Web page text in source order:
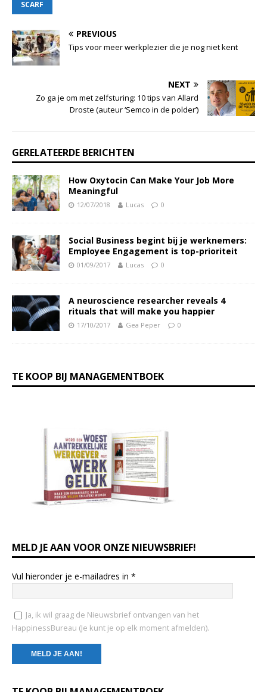
SCARF
PREVIOUS
Tips voor meer werkplezier die je nog niet kent
NEXT
Zo ga je om met zelfsturing: 10 tips van Allard
Droste (auteur ‘Semco in de polder’)
GERELATEERDE BERICHTEN
How Oxytocin Can Make Your Job More
Meaningful
12/07/2018 Lucas 0
Social Business begint bij je werknemers:
Employee Engagement is top-prioriteit
01/09/2017 Lucas 0
A neuroscience researcher reveals 4
rituals that will make you happier
17/10/2017 Gea Peper 0
TE KOOP BIJ MANAGEMENTBOEK
MELD JE AAN VOOR ONZE NIEUWSBRIEF!
Vul hieronder je e-mailadres in *
Ja, ik wil graag de Nieuwsbrief ontvangen van het
HappinessBureau (Je kunt je op elk moment afmelden).